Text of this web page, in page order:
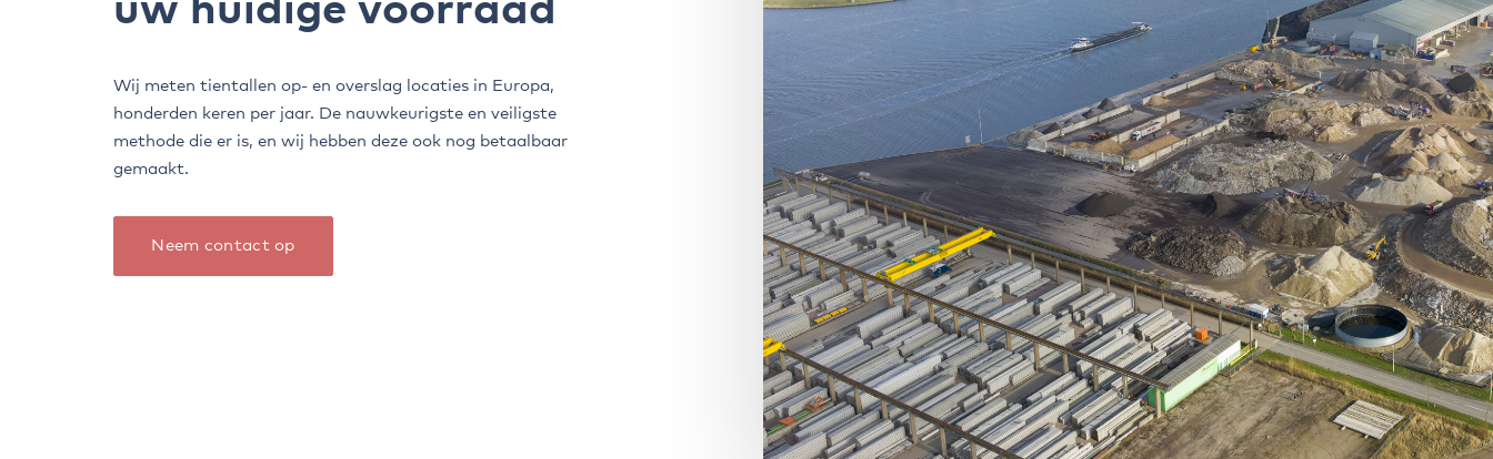
uw huidige voorraad
Wij meten tientallen op- en overslag locaties in Europa,
honderden keren per jaar. De nauwkeurigste en veiligste
methode die er is, en wij hebben deze ook nog betaalbaar
gemaakt.
Neem contact op